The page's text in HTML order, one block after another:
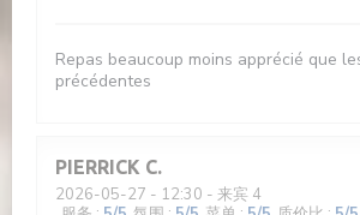
Repas beaucoup moins apprécié que
précédentes
PIERRICK C
2026-05-27 - 12:30 - 来宾 4